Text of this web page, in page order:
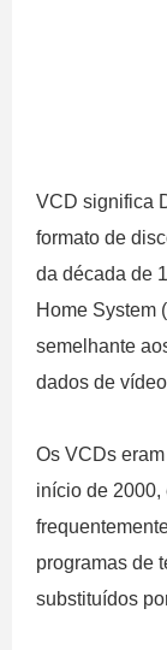
VCD significa
formato de
da década de
Home System
semelhante
dados de
Os VCDs
início de 2000,
programas de
substituídos